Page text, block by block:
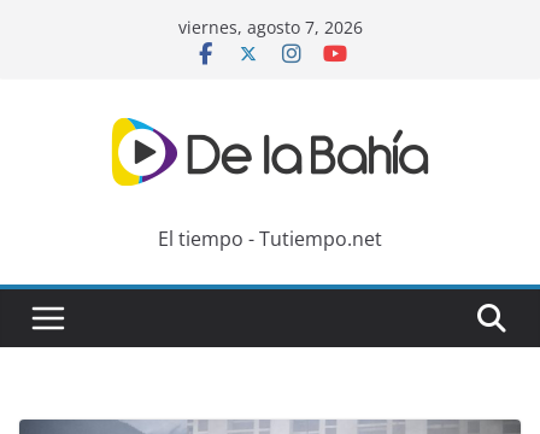
viernes, agosto 7, 2026
El tiempo - Tutiempo.net